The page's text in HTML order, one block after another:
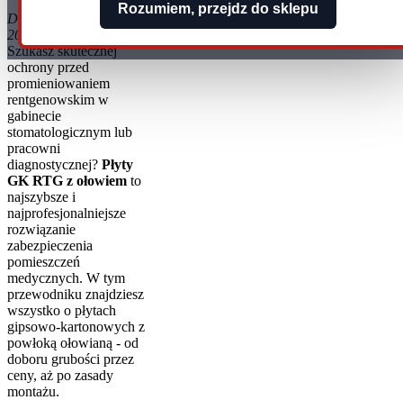
Rozumiem, przejdz do sklepu
Data dodania: 03-09-
2025
Szukasz skutecznej
ochrony przed
promieniowaniem
rentgenowskim w
gabinecie
stomatologicznym lub
pracowni
diagnostycznej? Płyty
GK RTG z ołowiem to
najszybsze i
najprofesjonalniejsze
rozwiązanie
zabezpieczenia
pomieszczeń
medycznych. W tym
przewodniku znajdziesz
wszystko o płytach
gipsowo-kartonowych z
powłoką ołowianą - od
doboru grubości przez
ceny, aż po zasady
montażu.